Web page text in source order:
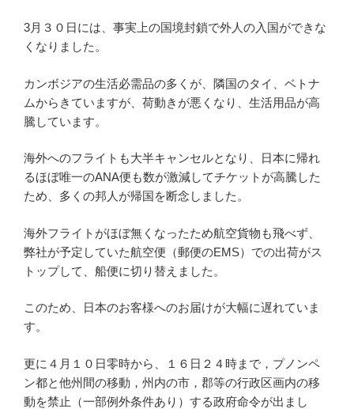
3月３０日には、事実上の国境封鎖で外人の入国ができな
くなりました。
カンボジアの生活必需品の多くが、隣国のタイ、ベトナ
ムからきていますが、荷動きが悪くなり、生活用品が高
騰しています。
海外へのフライトも大半キャンセルとなり、日本に帰れ
るほぼ唯一のANA便も数が激減してチケットが高騰した
ため、多くの邦人が帰国を断念しました。
海外フライトがほぼ無くなったため航空貨物も飛べず、
弊社が予定していた航空便（郵便のEMS）での出荷がス
トップして、船便に切り替えました。
このため、日本のお客様へのお届けが大幅に遅れていま
す。
更に４月１０日零時から、１６日２４時まで，プノンペ
ン都と他州間の移動，州内の市，郡等の行政区画内の移
動を禁止（一部例外条件あり）する政府命令が出まし